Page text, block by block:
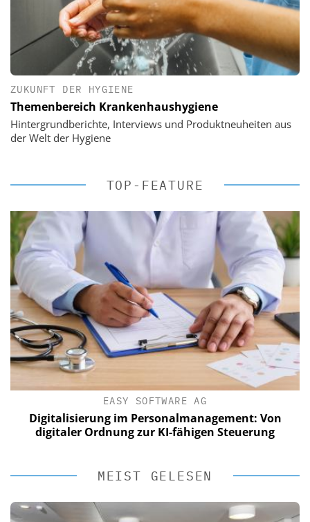
ZUKUNFT DER HYGIENE
Themenbereich Krankenhaushygiene
Hintergrundberichte, Interviews und Produktneuheiten aus
der Welt der Hygiene
TOP-FEATURE
EASY SOFTWARE AG
Digitalisierung im Personalmanagement: Von
digitaler Ordnung zur KI-fähigen Steuerung
MEIST GELESEN